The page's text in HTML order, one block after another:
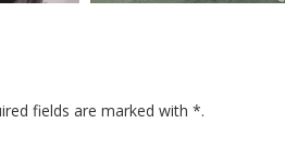
fields are marked with *.